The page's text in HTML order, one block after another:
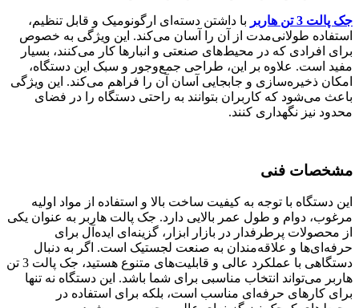
جک پالت 3 تن هاربر
با داشتن دسته‌ای ارگونومیک و قابل تنظیم،
استفاده طولانی‌مدت از آن را آسان می‌کند. این ویژگی به خصوص
برای افرادی که در محیط‌های صنعتی و انبارها کار می‌کنند، بسیار
مفید است. علاوه بر این، طراحی جمع‌وجور و سبک این دستگاه،
امکان ذخیره‌سازی و جابجایی آسان آن را فراهم می‌کند. این ویژگی
باعث می‌شود که کاربران بتوانند به راحتی دستگاه را در فضای
محدود نیز نگهداری کنند.
مشخصات فنی
این دستگاه با توجه به کیفیت ساخت بالا و استفاده از مواد اولیه
مرغوب، دوام و طول عمر بالایی دارد. جک پالت هاربر به عنوان یکی
از محصولات پرطرفدار در بازار ابزار، گزینه‌ای ایده‌آل برای
حرفه‌ای‌ها و علاقه‌مندان به صنعت لجستیک است. اگر به دنبال
دستگاهی با عملکرد عالی و قابلیت‌های متنوع هستید، جک پالت 3 تن
هاربر می‌تواند انتخاب مناسبی برای شما باشد. این دستگاه نه تنها
برای کارهای حرفه‌ای مناسب است، بلکه برای استفاده در